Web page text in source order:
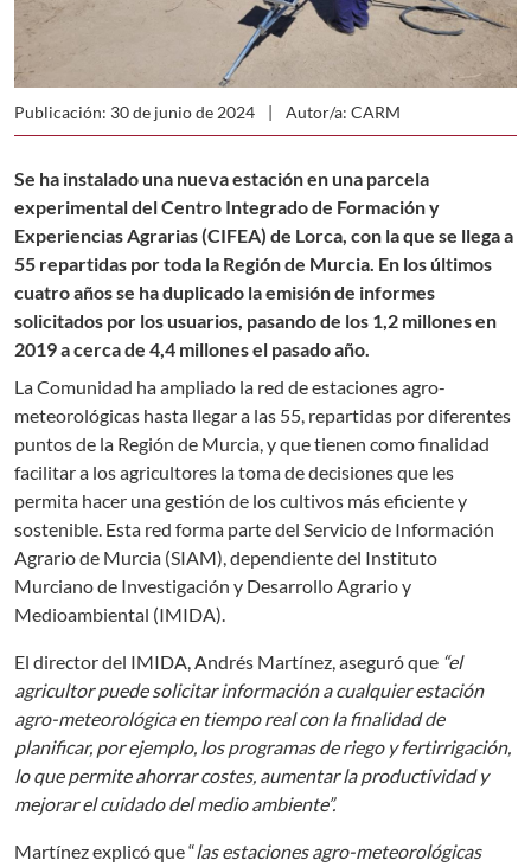
Publicación: 30 de junio de 2024 Autor/a: CARM
Se ha instalado una nueva estación en una parcela
experimental del Centro Integrado de Formación y
Experiencias Agrarias (CIFEA) de Lorca, con la que se llega a
55 repartidas por toda la Región de Murcia. En los últimos
cuatro años se ha duplicado la emisión de informes
solicitados por los usuarios, pasando de los 1,2 millones en
2019 a cerca de 4,4 millones el pasado año.
La Comunidad ha ampliado la red de estaciones agro-
meteorológicas hasta llegar a las 55, repartidas por diferentes
puntos de la Región de Murcia, y que tienen como finalidad
facilitar a los agricultores la toma de decisiones que les
permita hacer una gestión de los cultivos más eficiente y
sostenible. Esta red forma parte del Servicio de Información
Agrario de Murcia (SIAM), dependiente del Instituto
Murciano de Investigación y Desarrollo Agrario y
Medioambiental (IMIDA).
El director del IMIDA, Andrés Martínez, aseguró que “el
agricultor puede solicitar información a cualquier estación
agro-meteorológica en tiempo real con la finalidad de
planificar, por ejemplo, los programas de riego y fertirrigación,
lo que permite ahorrar costes, aumentar la productividad y
mejorar el cuidado del medio ambiente”.
Martínez explicó que “las estaciones agro-meteorológicas